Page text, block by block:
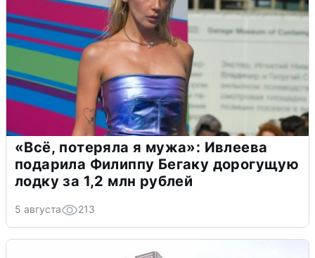
«Всё, потеряла я мужа»: Ивлеева
подарила Филиппу Бегаку дорогущую
лодку за 1,2 млн рублей
5 августа 213